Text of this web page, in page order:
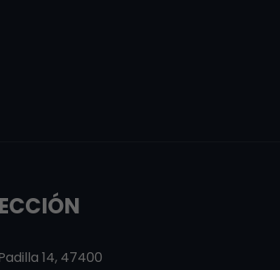
14, 47400